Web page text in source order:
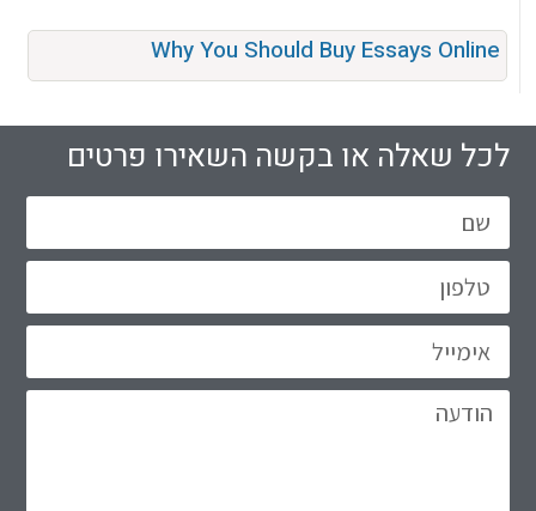
Why You Should Buy Essays Online
לכל שאלה או בקשה השאירו פרטים